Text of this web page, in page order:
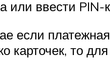
или ввести PIN-
если
карточек, то